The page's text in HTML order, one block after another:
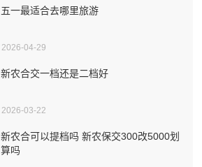
五一最适合去哪里旅游
2026-04-29
新农合交一档还是二档好
2026-03-22
新农合可以提档吗 新农保交300改5000划
算吗